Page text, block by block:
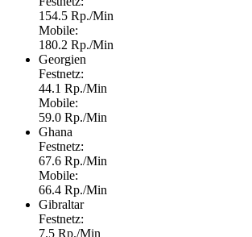
154.5 Rp./Min
Mobile:
180.2 Rp./Min
Georgien
Festnetz:
44.1 Rp./Min
Mobile:
59.0 Rp./Min
Ghana
Festnetz:
67.6 Rp./Min
Mobile:
66.4 Rp./Min
Gibraltar
Festnetz:
7.5 Rp./Min